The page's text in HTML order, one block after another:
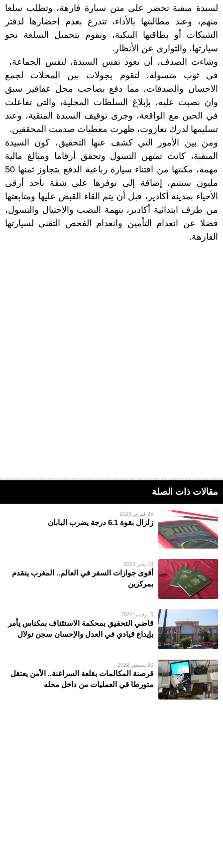
لسيدة منقبة تحضر على متن سيارة فارهة، وتطلب سلعا
منهم، وعند مطالبتها بالأداء، تتدرع بعدم إحضارها لدفتر
الشيكات أو بطاقتها البنكية، وتقوم بتحميل السلعة نحو
سيارتها، والتواري عن الأنظار.
وشاءت الصدف، أن تعود نفس السيدة، لنفس الجماعة،
في ثوب متسولة، لتقوم بجولات بين المحلات لجمع
الاحسان والصدقات، مما دفع بصاحب محل عقاقير سبق
وان نصبت عليه، بإبلاغ السلطات المحلية، والتي تفاعلت
في الحين مع الواقعة، وجرى توقيف السيدة المنقبة، وعند
تسليمها لدرك تغازوت، ظهرت معطيات صدمت المحققين.
ومن بين الأمور التي كشف عنها التحقيق، كون السيدة
المنقبة، كانت تمتهن التسول وتحقق أرقاما ومبالغ مالية
مهمة، مكنتها من اقتناء سيارة رباعية الدفع يتجاوز ثمنها 50
مليون سنتيم، إضافة إلى توفرها على شقة بأحد أرقى
الأحياء بمدينة أكادير، قبل أن يتم القاء القبض عليها ومتابعتها
من طرف ابتدائية أكادير، بتهمة النصب والاحتيال والتسول،
فضلا عن انعدام التأمين وانعدام الفحص التقني لسيارتها
الفارهة.
مقالات ذات الصلة
25 فبراير 2023
زلزال بقوة 6.1 درجة يضرب اليابان
13 يناير 2023
أقوى جوازات السفر في العالم.. المغرب يتقدم
بمركزين
5 نوفمبر 2022
قاضي التحقيق بمحكمة الاستئناف بمكناس يأمر
بإيداع قيادي في العدل والإحسان سجن تولال
20 سبتمبر 2022
قرصنة المكالمات بقلعة السراغنة.. الأمن يعتقل
متورطا قي العمليات من داخل محله